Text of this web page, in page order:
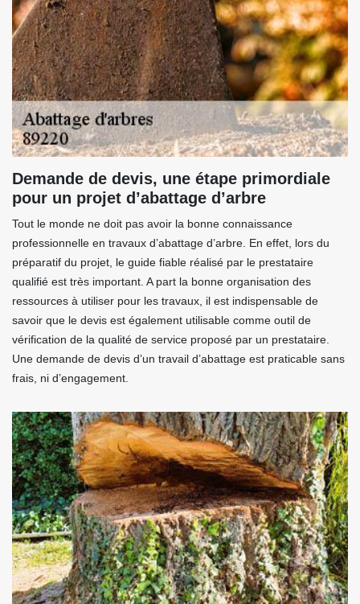
Demande de devis, une étape primordiale
pour un projet d’abattage d’arbre
Tout le monde ne doit pas avoir la bonne connaissance
professionnelle en travaux d’abattage d’arbre. En effet, lors du
préparatif du projet, le guide fiable réalisé par le prestataire
qualifié est très important. A part la bonne organisation des
ressources à utiliser pour les travaux, il est indispensable de
savoir que le devis est également utilisable comme outil de
vérification de la qualité de service proposé par un prestataire.
Une demande de devis d’un travail d’abattage est praticable sans
frais, ni d’engagement.